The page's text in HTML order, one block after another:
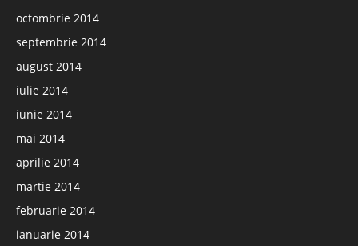
octombrie 2014
septembrie 2014
august 2014
iulie 2014
iunie 2014
mai 2014
aprilie 2014
martie 2014
februarie 2014
ianuarie 2014